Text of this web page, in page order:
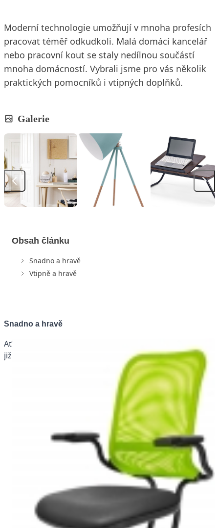
Moderní technologie umožňují v mnoha profesích
pracovat téměř odkudkoli. Malá domácí kancelář
nebo pracovní kout se staly nedílnou součástí
mnoha domácností. Vybrali jsme pro vás několik
praktických pomocníků i vtipných doplňků.
Galerie
Obsah článku
Snadno a hravě
Vtipně a hravě
Snadno a hravě
Ať
již